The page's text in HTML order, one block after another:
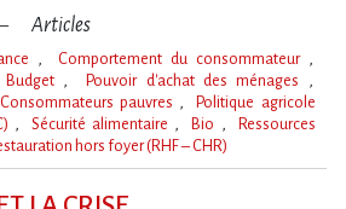
Articles
Comportement du consommateur
Budget
Pouvoir d'achat des ménages
Consommateurs pauvres
Politique agricole
Sécurité alimentaire Bio
Ressources
hors foyer (RHF – CHR)